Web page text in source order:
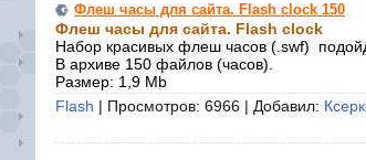
Флеш часы для сайта. Flash clock 150
Флеш часы для сайта. Flash clock
Набор красивых флеш часов (.swf)
В архиве 150 файлов (часов).
Размер: 1,9 Mb
Flash | Просмотров: 6966 | Добавил: